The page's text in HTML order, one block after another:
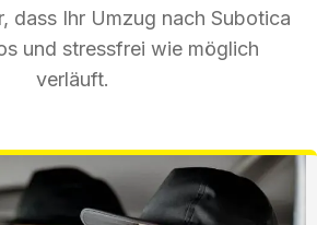
dass Ihr Umzug nach Subotica
und stressfrei wie möglich
verläuft.